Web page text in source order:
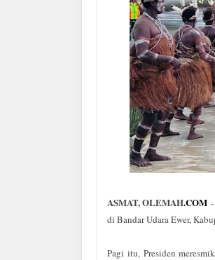
ASMAT, OLEMAH.COM
di Bandar Udara Ewer,
Pagi itu, Presiden